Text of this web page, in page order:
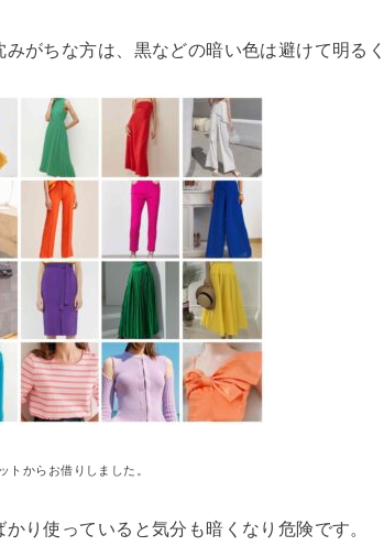
みがちな方は、黒などの暗い色は避けて明る
トからお借りしました。
かり使っていると気分も暗くなり危険です。